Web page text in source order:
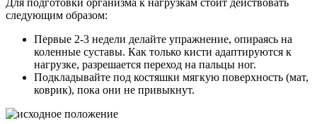
Для подготовки организма к нагрузкам стоит действовать
следующим образом:
Первые 2-3 недели делайте упражнение, опираясь на
коленные суставы. Как только кисти адаптируются к
нагрузке, разрешается переход на пальцы ног.
Подкладывайте под костяшки мягкую поверхность (мат,
коврик), пока они не привыкнут.